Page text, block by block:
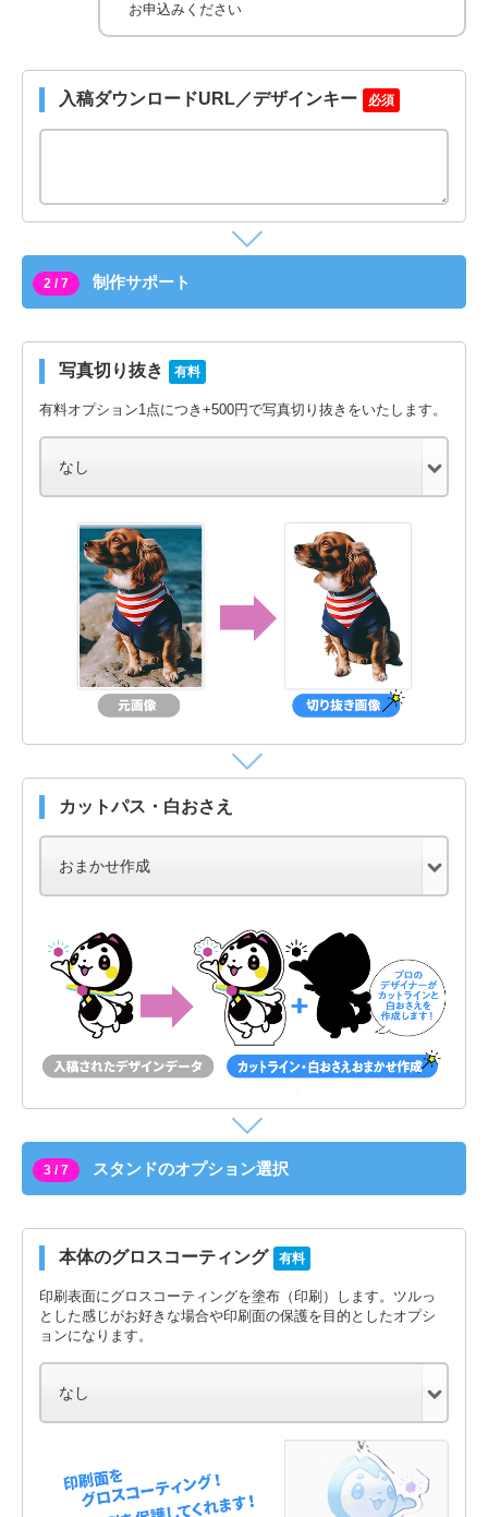
お申込みください
入稿ダウンロードURL／デザインキー 必須
2 / 7 制作サポート
写真切り抜き 有料
有料オプション1点につき+500円で写真切り抜きをいたします。
カットパス・白おさえ
3 / 7 スタンドのオプション選択
本体のグロスコーティング 有料
印刷表面にグロスコーティングを塗布（印刷）します。ツルっ
とした感じがお好きな場合や印刷面の保護を目的としたオプシ
ョンになります。